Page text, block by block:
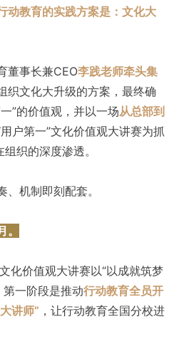
动教育的实践方案是：文化大
董事长兼CEO李践老师牵头集
织文化大升级的方案，最终确
”的价值观，并以一场从总部到
户第一”文化价值观大讲赛为抓
织的深度渗透。
机制即刻配套。
化价值观大讲赛以“以成就筑梦
第一阶段是推动行动教育全员开
讲师” ，让行动教育全国分校进